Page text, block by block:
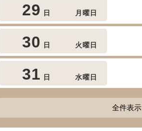
29 日 月曜日
30 日 火曜日
31 日 水曜日
全件表示